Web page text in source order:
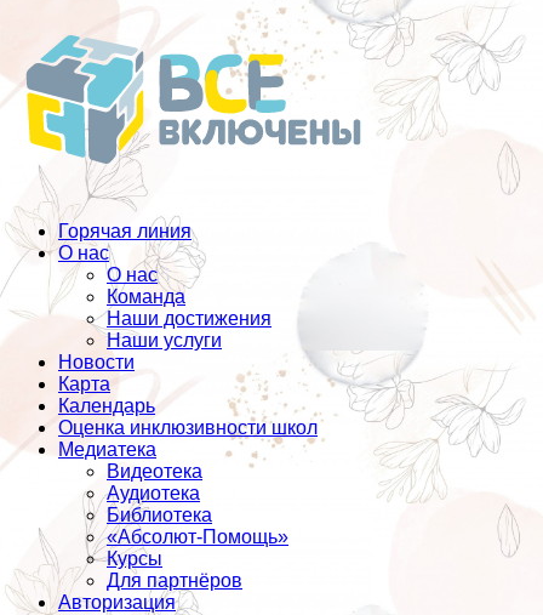
Горячая линия
О нас
О нас
Команда
Наши достижения
Наши услуги
Новости
Карта
Календарь
Оценка инклюзивности школ
Медиатека
Видеотека
Аудиотека
Библиотека
«Абсолют-Помощь»
Курсы
Для партнёров
Авторизация